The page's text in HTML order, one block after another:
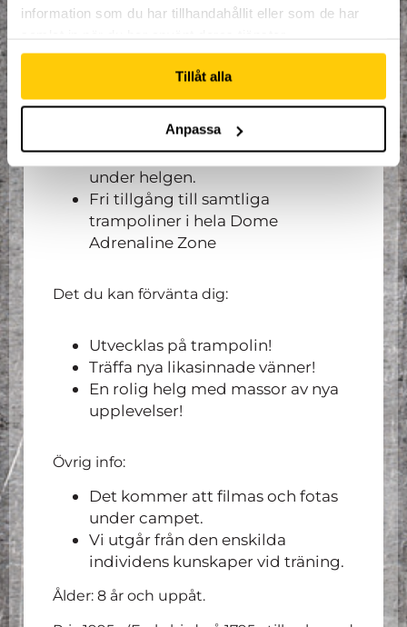
information som du har tillhandahållit eller som de har
Tillåt alla
Anpassa
Mat och sovplats
instruktörer.
extremsportsarena.
Goodiebag från Dome.
Små tävlingar och utmaningar
under helgen.
Fri tillgång till samtliga
trampoliner i hela Dome
Adrenaline Zone
Det du kan förvänta dig:
Utvecklas på trampolin!
Träffa nya likasinnade vänner!
En rolig helg med massor av nya
upplevelser!
Övrig info:
Det kommer att filmas och fotas
under campet.
Vi utgår från den enskilda
individens kunskaper vid träning.
Ålder: 8 år och uppåt.